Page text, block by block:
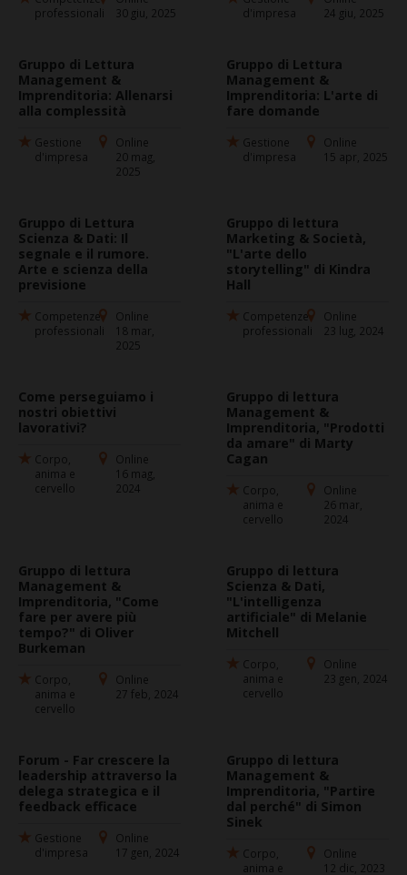
professionali
30 giu, 2025
d'impresa
24 giu, 2025
Gruppo di Lettura
Management &
Imprenditoria: Allenarsi
alla complessità
Gestione
d'impresa
Online
20 mag,
2025
Gruppo di Lettura
Management &
Imprenditoria: L'arte di
fare domande
Gestione
d'impresa
Online
15 apr, 2025
Gruppo di Lettura
Scienza & Dati: Il
segnale e il rumore.
Arte e scienza della
previsione
Competenze
professionali
Online
18 mar,
2025
Gruppo di lettura
Marketing & Società,
"L'arte dello
storytelling" di Kindra
Hall
Competenze
professionali
Online
23 lug, 2024
Come perseguiamo i
nostri obiettivi
lavorativi?
Corpo,
anima e
cervello
Online
16 mag,
2024
Gruppo di lettura
Management &
Imprenditoria, "Prodotti
da amare" di Marty
Cagan
Corpo,
anima e
cervello
Online
26 mar,
2024
Gruppo di lettura
Management &
Imprenditoria, "Come
fare per avere più
tempo?" di Oliver
Burkeman
Corpo,
anima e
cervello
Online
27 feb, 2024
Gruppo di lettura
Scienza & Dati,
"L'intelligenza
artificiale" di Melanie
Mitchell
Corpo,
anima e
cervello
Online
23 gen, 2024
Forum - Far crescere la
leadership attraverso la
delega strategica e il
feedback efficace
Gestione
d'impresa
Online
17 gen, 2024
Gruppo di lettura
Management &
Imprenditoria, "Partire
dal perché" di Simon
Sinek
Corpo,
anima e
Online
12 dic, 2023